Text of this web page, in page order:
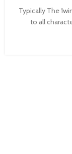
Typically The
to all